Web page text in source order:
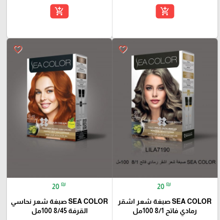
add_shopping_cart
add_shopping_cart
favorite_border
20 ₪
SEA COLOR صبغة شعر اشقر
رمادي فاتح 8/1 100مل
favorite_border
20 ₪
SEA COLOR صبغة شعر نحاسي
القرفة 8/45 100مل